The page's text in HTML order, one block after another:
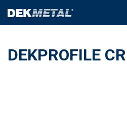
DEKPROFILE CR